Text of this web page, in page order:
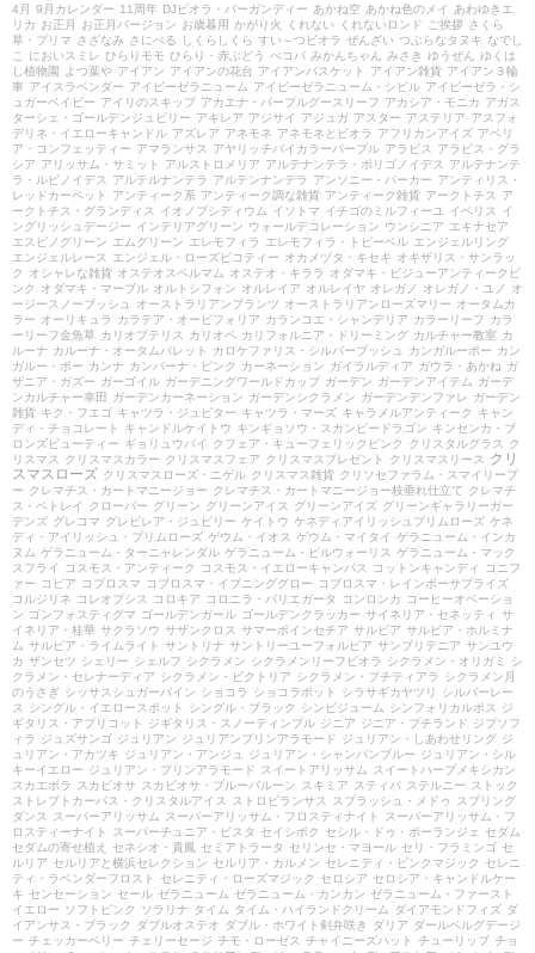
4月 9月カレンダー 11周年 DJビオラ・バーガンディー あかね空 あかね色のメイ
あわゆきエ
リカ お正月 お正月バージョン お歳暮用 かがり火 くれない くれないロンド ご挨拶 さくら
草・プリマ さざなみ さにべる しくらしくら すい～つビオラ ぜんざい つぶらなタヌキ なでし
こ
においスミレ ひらりモモ ひらり・赤ぶどう べコパ みかんちゃん みさき ゆうぜん
ゆくは
し植物園
よつ葉や アイアン アイアンの花台 アイアンバスケット アイアン雑貨 アイアン３輪
車 アイスラベンダー アイビーゼラニューム アイビーゼラニューム・シビル アイビーゼラ・シ
ュガーベイビー アイリのスキップ アカエナ・パープルグースリーフ アカシア・モニカ アガス
ターシェ・ゴールデンジュビリー アキレア アジサイ アジュガ アスター アステリア アスフォ
デリネ・イエローキャンドル アズレア アネモネ アネモネとビオラ アフリカンアイズ アベリ
ア・コンフェッティー アマランサス アヤリッチバイカラーパープル アラビス
アラビス・グラ
シア アリッサム・サミット アルストロメリア アルテナンテラ・ポリゴノイデス
アルテナンテ
ラ・ルビノイデス
アルテルナンテラ アルテンナンテラ アンソニー・パーカー アンティリス・
レッドカーペット
アンティーク系 アンティーク調な雑貨 アンティーク雑貨 アークトチス
ア
ークトチス・グランディス
イオノプシディウム イソトマ イチゴのミルフィーユ イベリス
イ
ングリッシュデージー インテリアグリーン ウォールデコレーション ウンシニア エキナセア
エスピノグリーン エムグリーン エレモフィラ エレモフィラ・トビーベル エンジェルリング
エンジェルレース
エンジェル・ローズピコティー オカメヅタ・キセキ オキザリス・サンラッ
ク
オシャレな雑貨 オステオスペルマム オステオ・キララ
オダマキ・ビジューアンティークピ
ンク
オダマキ・マーブル オルトシフォン オルレイア オルレイヤ オレガノ オレガノ・ユノ
オ
ージースノーブッシュ
オーストラリアンプランツ オーストラリアンローズマリー オータムカ
ラー オーリキュラ カラテア・オービフォリア カランコエ・シャンデリア カラーリーフ カラ
ーリーフ金魚草 カリオプテリス カリオペ カリフォルニア・ドリーミング カルチャー教室 カ
ルーナ カルーナ・オータムパレット カロケファリス・シルバーブッシュ カンガルーポー カン
ガルー・ポー カンナ カンパーナ・ピンク カーネーション ガイラルディア ガウラ・あかね ガ
ザニア・ガズー ガーゴイル ガーデニングワールドカップ ガーデン ガーデンアイテム ガーデ
ンカルチャー幸田
ガーデンカーネーション ガーデンシクラメン ガーデンデンファレ ガーデン
雑貨 キク・フエゴ キャツラ・ジュピター キャツラ・マーズ キャラメルアンティーク
キャン
ディ・チョコレート
キャンドルケイトウ キンギョソウ・スカンピードラゴン キンセンカ・ブ
ロンズビューティー ギョリュウバイ クフェア・キューフェリックピンク クリスタルグラス
ク
リスマス
クリスマスカラー クリスマスフェア クリスマスプレゼント クリスマスリース
クリ
スマスローズ クリスマスローズ・ニゲル クリスマス雑貨 クリソセファラム・スマイリープ
ー クレマチス・カートマニージョー クレマチス・カートマニージョー枝垂れ仕立て クレマチ
ス・ペトレイ
クローバー グリーン グリーンアイス グリーンアイズ グリーンギャラリーガー
デンズ グレコマ グレビレア・ジュビリー ケイトウ ケネディアイリッシュプリムローズ ケネ
ディ・アイリッシュ・プリムローズ ゲウム・イオス ゲウム・マイタイ ゲラニューム・インカ
ヌム ゲラニューム・ターニャレンダル ゲラニューム・ビルウォーリス ゲラニューム・マック
スフライ
コスモス・アンティーク コスモス・イエローキャンパス コットンキャンディ
コニフ
ァー
コピア コプロスマ コプロスマ・イブニンググロー
コプロスマ・レインボーサプライズ
コルジリネ
コレオプシス コロキア コロニラ・バリエガータ コンロンカ
コーヒーオベーショ
ン ゴンフォスティグマ ゴールデンガール ゴールデンクラッカー サイネリア・セネッティ サ
イネリア・桂華 サクラソウ サザンクロス サマーポインセチア サルビア サルビア・ホルミナ
ム サルビア・ライムライト サントリナ サントリーユーフォルビア サンブリテニア サンユウ
カ ザンセツ シェリー シェルフ シクラメン シクラメンリーフビオラ シクラメン・オリガミ
シ
クラメン・セレナーディア シクラメン・ビクトリア シクラメン・プチティアラ
シクラメン月
のうさぎ シッサスシュガーバイン ショコラ ショコラポット シラサギカヤツリ
シルバーレー
ス
シングル・イエロースポット シングル・ブラック シンビジューム シンフォリカルポス
ジ
ギタリス・アプリコット
ジギタリス・スノーティンプル ジニア ジニア・プチランド ジプソフ
ィラ
ジュズサンゴ ジュリアン ジュリアンプリンアラモード ジュリアン・しあわせリング ジ
ュリアン・アカツキ ジュリアン・アンジュ ジュリアン・シャンパンブルー ジュリアン・シル
キーイエロー ジュリアン・プリンアラモード スイートアリッサム
スイートハーブメキシカン
スカエボラ
スカビオサ スカビオサ・ブルーバルーン スキミア スティパ ステルニー
ストック
ストレプトカーパス・クリスタルアイス
ストロビランサス スプラッシュ・メドゥ
スプリング
ダンス
スーパーアリッサム スーパーアリッサム・フロスティナイト
スーパーアリッサム・フ
ロスティーナイト
スーパーチュニア・ビスタ セイシボク セシル・ドゥ・ボーランジェ
セダム
セダムの寄せ植え
セネシオ・貴鳳 セミアトラータ セリンセ・マヨール セリ・フラミンゴ セ
ルリア セルリアと横浜セレクション セルリア・カルメン セレニティ・ピンクマジック
セレニ
ティ・ラベンダーフロスト
セレニティ・ローズマジック セロシア セロシア・キャンドルケー
キ センセーション セール ゼラニューム ゼラニューム・カンカン ゼラニューム・ファースト
イエロー ソフトピンク ソラリナ タイム タイム・ハイランドクリーム ダイアモンドフィズ ダ
イアンサス・ブラック
ダブルオステオ ダブル・ホワイト剣弁咲き ダリア ダールベルグデージ
ー チェッカーベリー チェリーセージ チモ・ローゼス チャイニーズハット チューリップ チョ